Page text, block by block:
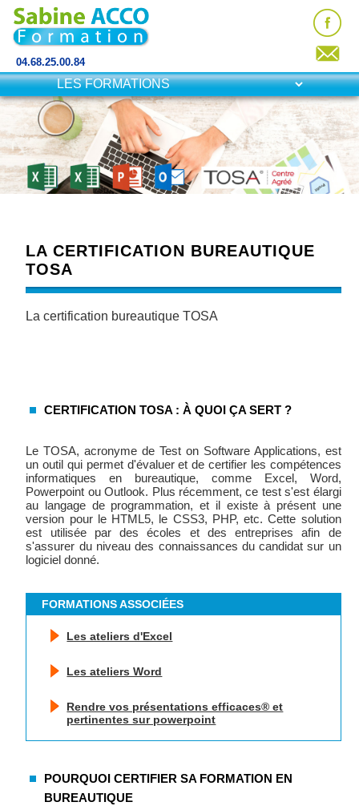
04.68.25.00.84
LA CERTIFICATION BUREAUTIQUE
TOSA
La certification bureautique TOSA
CERTIFICATION TOSA : À QUOI ÇA SERT ?
Le TOSA, acronyme de Test on Software Applications, est
un outil qui permet d'évaluer et de certifier les compétences
informatiques en bureautique, comme Excel, Word,
Powerpoint ou Outlook. Plus récemment, ce test s'est élargi
au langage de programmation, et il existe à présent une
version pour le HTML5, le CSS3, PHP, etc. Cette solution
est utilisée par des écoles et des entreprises afin de
s'assurer du niveau des connaissances du candidat sur un
logiciel donné.
FORMATIONS ASSOCIÉES
Les ateliers d'Excel
Les ateliers Word
Rendre vos présentations efficaces® et
pertinentes sur powerpoint
POURQUOI CERTIFIER SA FORMATION EN
BUREAUTIQUE